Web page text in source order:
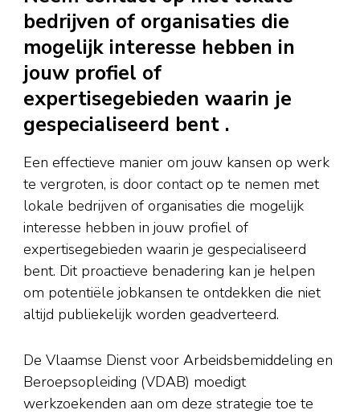
bedrijven of organisaties die
mogelijk interesse hebben in
jouw profiel of
expertisegebieden waarin je
gespecialiseerd bent .
Een effectieve manier om jouw kansen op werk
te vergroten, is door contact op te nemen met
lokale bedrijven of organisaties die mogelijk
interesse hebben in jouw profiel of
expertisegebieden waarin je gespecialiseerd
bent. Dit proactieve benadering kan je helpen
om potentiële jobkansen te ontdekken die niet
altijd publiekelijk worden geadverteerd.
De Vlaamse Dienst voor Arbeidsbemiddeling en
Beroepsopleiding (VDAB) moedigt
werkzoekenden aan om deze strategie toe te